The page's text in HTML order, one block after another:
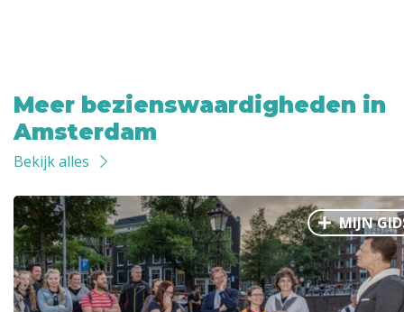
Meer bezienswaardigheden in
Amsterdam
Bekijk alles
MIJN